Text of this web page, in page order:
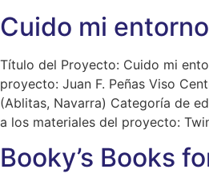
Cuido mi entorno
Título del Proyecto: Cuido mi
proyecto: Juan F. Peñas Viso
(Ablitas, Navarra) Categoría de
a los materiales del proyecto:
Booky’s Books